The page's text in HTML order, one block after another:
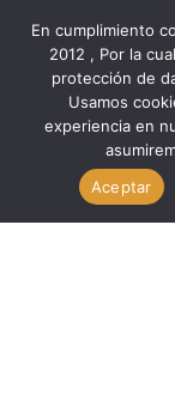
Proteccion
En cumplimiento
2012 , Por la
protección de
Usamos
experiencia en
Aceptar